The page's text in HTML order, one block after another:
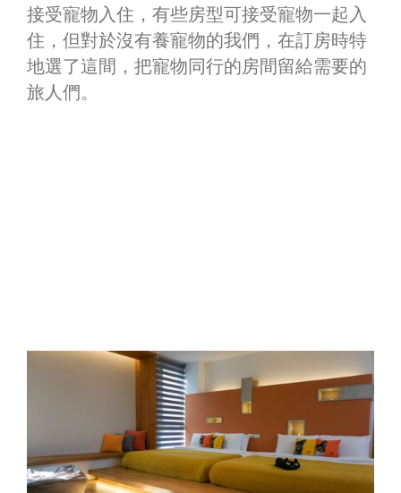
接受寵物入住，有些房型可接受寵物一起入
住，但對於沒有養寵物的我們，在訂房時特
地選了這間，把寵物同行的房間留給需要的
旅人們。